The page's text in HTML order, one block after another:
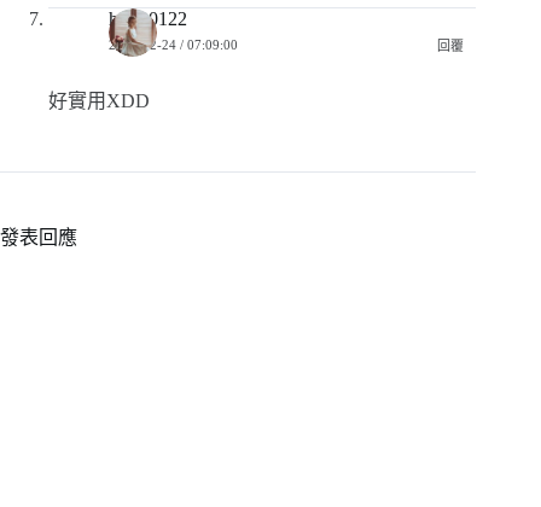
hsiao0122
2019-02-24 / 07:09:00 回覆
好實用XDD
發表回應